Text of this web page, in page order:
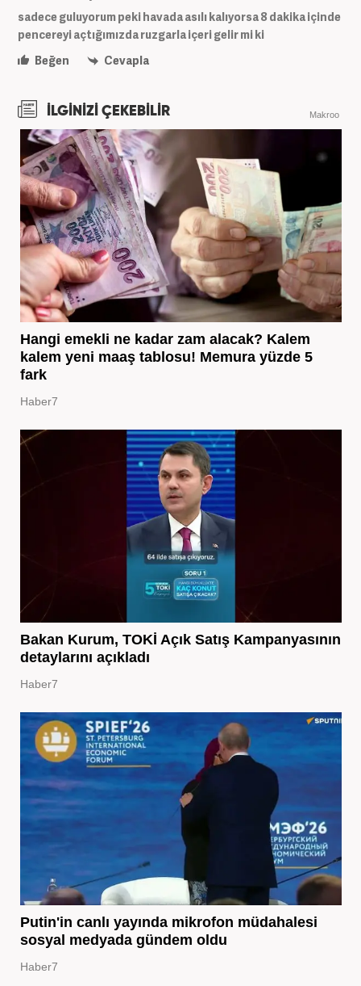
sadece guluyorum peki havada asılı kalıyorsa 8 dakika içinde
pencereyi açtığımızda ruzgarla içeri gelir mi ki
Beğen
Cevapla
İLGİNİZİ ÇEKEBİLİR Makroo
Hangi emekli ne kadar zam alacak? Kalem
kalem yeni maaş tablosu! Memura yüzde 5
fark
Haber7
Bakan Kurum, TOKİ Açık Satış Kampanyasının
detaylarını açıkladı
Haber7
Putin'in canlı yayında mikrofon müdahalesi
sosyal medyada gündem oldu
Haber7